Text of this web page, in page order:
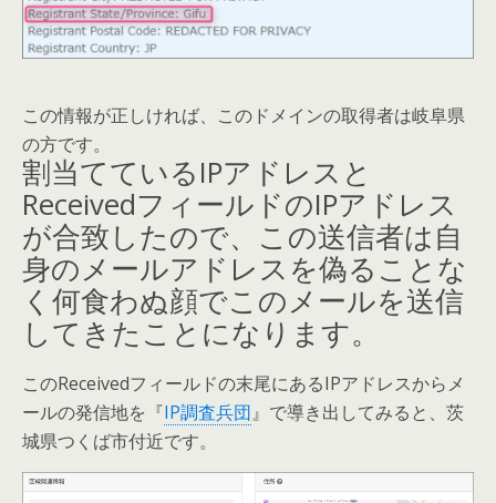
この情報が正しければ、このドメインの取得者は岐阜県
の方です。
割当てているIPアドレスと
ReceivedフィールドのIPアドレス
が合致したので、この送信者は自
身のメールアドレスを偽ることな
く何食わぬ顔でこのメールを送信
してきたことになります。
このReceivedフィールドの末尾にあるIPアドレスからメ
ールの発信地を『IP調査兵団』で導き出してみると、茨
城県つくば市付近です。